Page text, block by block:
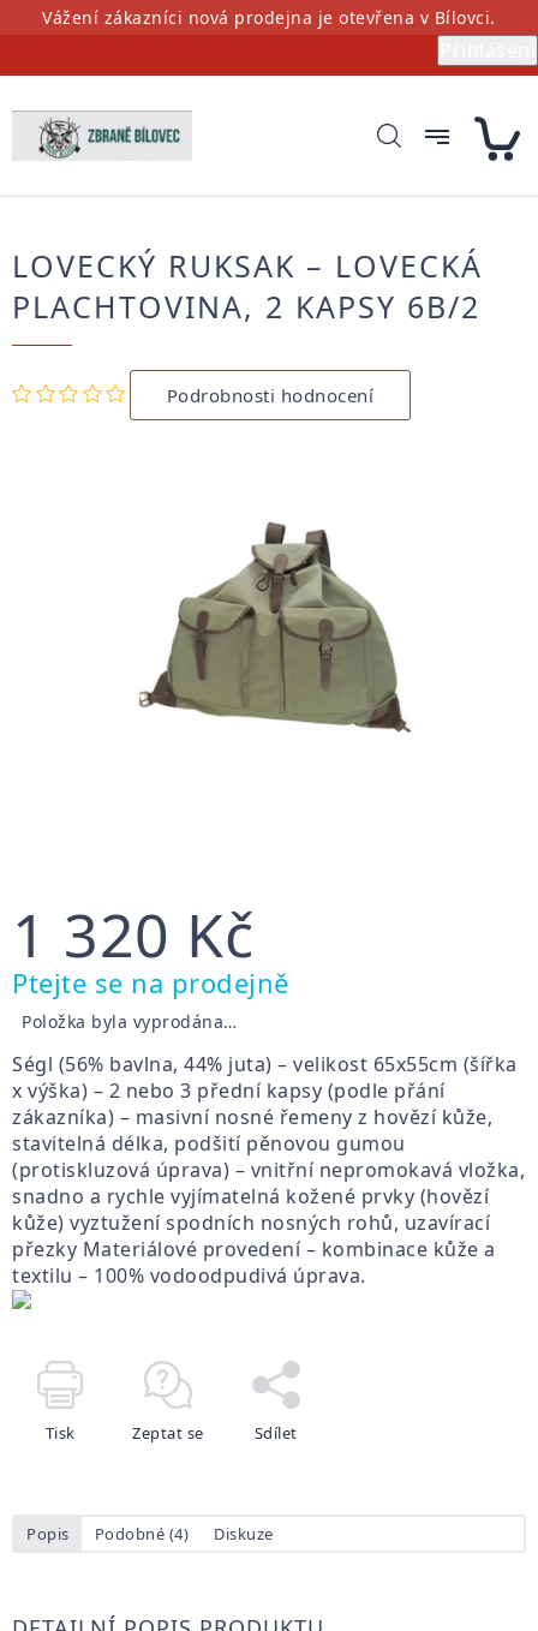
PřejítVážení zákazníci nová prodejna je otevřena v Bílovci.
LOVECKÝ RUKSAK – LOVECKÁ
PLACHTOVINA, 2 KAPSY 6B/2
Průměrné
hodnocení
produktu
Podrobnosti hodnocení
1 320 Kč
Měrná
cena:
Ptejte se na prodejně
Položka byla vyprodána…
Ségl (56% bavlna, 44% juta) – velikost 65x55cm (šířka
x výška) – 2 nebo 3 přední kapsy (podle přání
zákazníka) – masivní nosné řemeny z hovězí kůže,
stavitelná délka, podšití pěnovou gumou
(protiskluzová úprava) – vnitřní nepromokavá vložka,
snadno a rychle vyjímatelná kožené prvky (hovězí
kůže) vyztužení spodních nosných rohů, uzavírací
přezky Materiálové provedení – kombinace kůže a
textilu – 100% vodoodpudivá úprava.
Tisk Zeptat se Sdílet
Popis Podobné (4) Diskuze